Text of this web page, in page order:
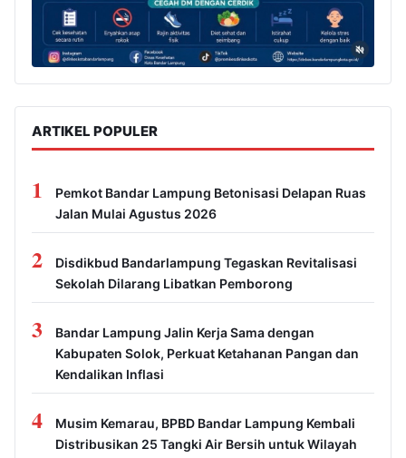
ARTIKEL POPULER
1
Pemkot Bandar Lampung Betonisasi Delapan Ruas
Jalan Mulai Agustus 2026
2
Disdikbud Bandarlampung Tegaskan Revitalisasi
Sekolah Dilarang Libatkan Pemborong
3
Bandar Lampung Jalin Kerja Sama dengan
Kabupaten Solok, Perkuat Ketahanan Pangan dan
Kendalikan Inflasi
4
Musim Kemarau, BPBD Bandar Lampung Kembali
Distribusikan 25 Tangki Air Bersih untuk Wilayah